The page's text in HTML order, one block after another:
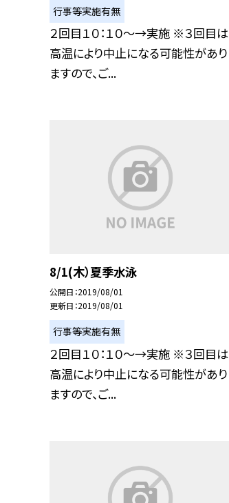
行事等実施有無
２回目１０：１０〜→実施 ※３回目は
高温により中止になる可能性があり
ますので、ご...
8/1(木）夏季水泳
公開日 2019/08/01
更新日 2019/08/01
行事等実施有無
２回目１０：１０〜→実施 ※３回目は
高温により中止になる可能性があり
ますので、ご...